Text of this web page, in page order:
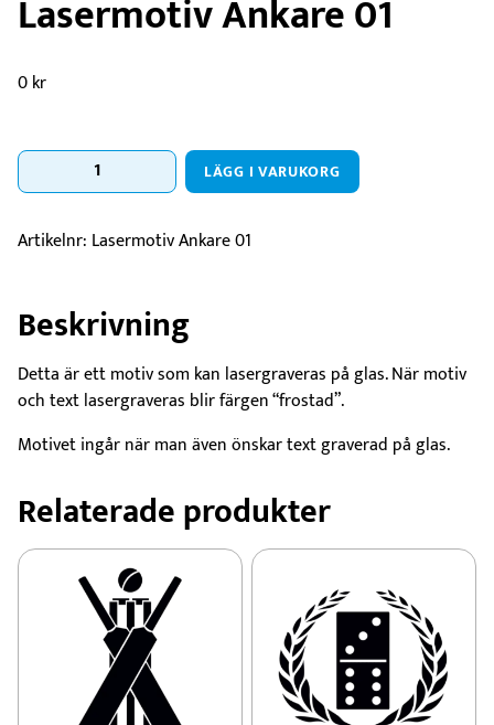
Lasermotiv Ankare 01
0kr
Lasermotiv
Ankare
mängd
LÄGG I VARUKORG
Artikelnr: Lasermotiv Ankare 01
Beskrivning
Detta är ett motiv som kan lasergraveras på glas. När motiv
och text lasergraveras blir färgen “frostad”.
Motivet ingår när man även önskar text graverad på glas.
Relaterade produkter